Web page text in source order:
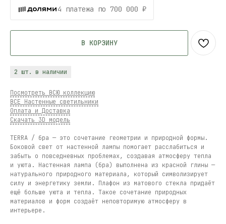
4 платежа по 700 000 ₽
В КОРЗИНУ
2 шт. в наличии
Посмотреть ВСЮ коллекцию
ВСЕ Настенные светильники
Оплата и Доставка
Скачать 3D модель
TERRA / бра — это сочетание геометрии и природной формы.
Боковой свет от настенной лампы помогает расслабиться и
забыть о повседневных проблемах, создавая атмосферу тепла
и уюта. Настенная лампа (бра) выполнена из красной глины —
натурального природного материала, который символизирует
силу и энергетику земли. Плафон из матового стекла придаёт
ещё больше уюта и тепла. Такое сочетание природных
материалов и форм создаёт неповторимую атмосферу в
интерьере.